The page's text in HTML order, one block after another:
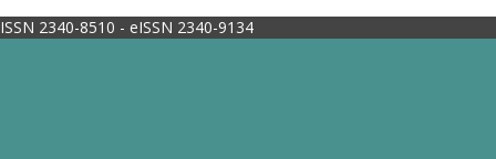
ISSN 2340-8510 - eISSN 2340-9134